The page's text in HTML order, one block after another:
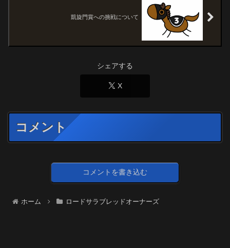
凱旋門賞への挑戦について
シェアする
X
コメント
コメントを書き込む
ホーム ロードサラブレッドオーナーズ